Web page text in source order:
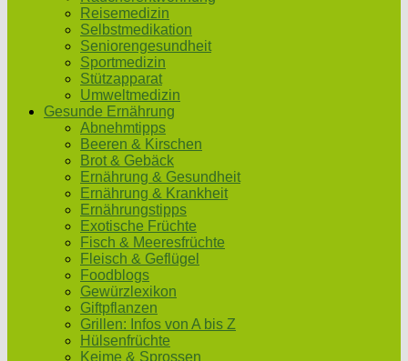
Reisemedizin
Selbstmedikation
Seniorengesundheit
Sportmedizin
Stützapparat
Umweltmedizin
Gesunde Ernährung
Abnehmtipps
Beeren & Kirschen
Brot & Gebäck
Ernährung & Gesundheit
Ernährung & Krankheit
Ernährungstipps
Exotische Früchte
Fisch & Meeresfrüchte
Fleisch & Geflügel
Foodblogs
Gewürzlexikon
Giftpflanzen
Grillen: Infos von A bis Z
Hülsenfrüchte
Keime & Sprossen